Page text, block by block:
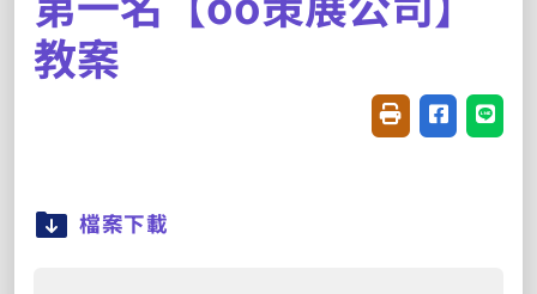
教案
友善列印(開新視
分享至臉書
分享
檔案下載